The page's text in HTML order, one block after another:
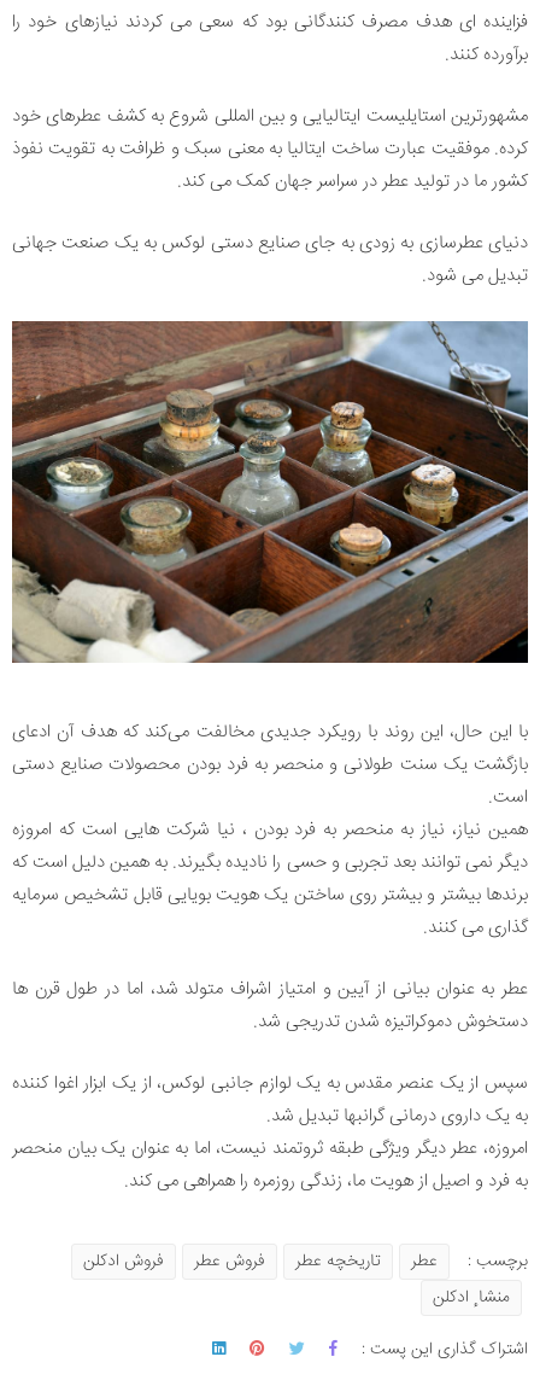
فزاینده ای هدف مصرف کنندگانی بود که سعی می کردند نیازهای خود را
برآورده کنند.
مشهورترین استایلیست ایتالیایی و بین المللی شروع به کشف عطرهای خود
کرده. موفقیت عبارت ساخت ایتالیا به معنی سبک و ظرافت به تقویت نفوذ
کشور ما در تولید عطر در سراسر جهان کمک می کند.
دنیای عطرسازی به زودی به جای صنایع دستی لوکس به یک صنعت جهانی
تبدیل می شود.
با این حال، این روند با رویکرد جدیدی مخالفت می‌کند که هدف آن ادعای
بازگشت یک سنت طولانی و منحصر به فرد بودن محصولات صنایع دستی
است.
همین نیاز، نیاز به منحصر به فرد بودن ، نیا شرکت هایی است که امروزه
دیگر نمی توانند بعد تجربی و حسی را نادیده بگیرند. به همین دلیل است که
برندها بیشتر و بیشتر روی ساختن یک هویت بویایی قابل تشخیص سرمایه
گذاری می کنند.
عطر به عنوان بیانی از آیین و امتیاز اشراف متولد شد، اما در طول قرن ها
دستخوش دموکراتیزه شدن تدریجی شد.
سپس از یک عنصر مقدس به یک لوازم جانبی لوکس، از یک ابزار اغوا کننده
به یک داروی درمانی گرانبها تبدیل شد.
امروزه، عطر دیگر ویژگی طبقه ثروتمند نیست، اما به عنوان یک بیان منحصر
به فرد و اصیل از هویت ما، زندگی روزمره را همراهی می کند.
برچسب : عطر تاریخچه عطر فروش عطر
فروش ادکلن
منشا ٕ ادکلن
اشتراک گذاری این پست :